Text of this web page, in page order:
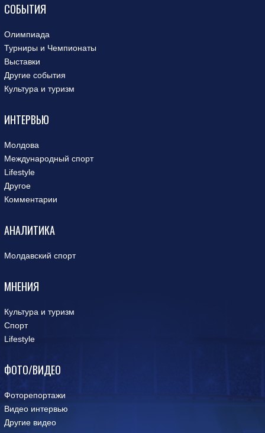
СОБЫТИЯ
Олимпиада
Турниры и Чемпионаты
Выставки
Другие события
Культура и туризм
ИНТЕРВЬЮ
Молдова
Международный спорт
Lifestyle
Другое
Комментарии
АНАЛИТИКА
Молдавский спорт
МНЕНИЯ
Культура и туризм
Спорт
Lifestyle
ФОТО/ВИДЕО
Фоторепортажи
Видео интервью
Другие видео